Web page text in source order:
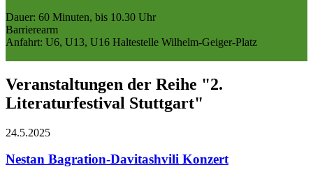
Dauer: 60 Minuten, bis 10.30 Uhr
Barrierearm
Anfahrt: U6, U13, U16 Haltestelle Wilhelm-Geiger-Platz
Veranstaltungen der Reihe "2.
Literaturfestival Stuttgart"
24.5.2025
Nestan Bagration-Davitashvili Konzert